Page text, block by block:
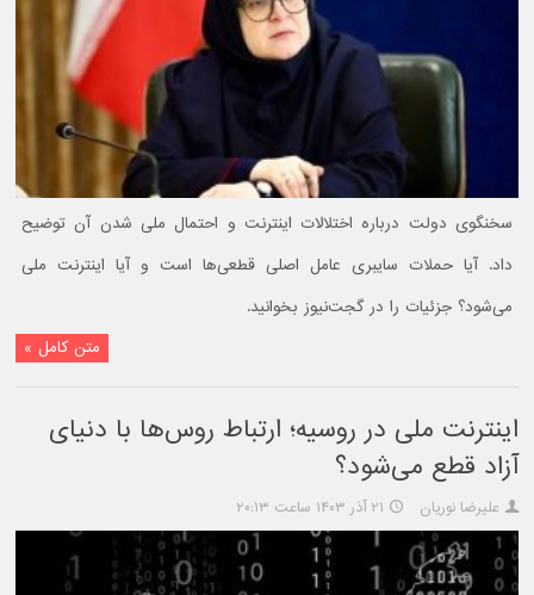
سخنگوی دولت درباره اختلالات اینترنت و احتمال ملی شدن آن توضیح
داد. آیا حملات سایبری عامل اصلی قطعی‌ها است و آیا اینترنت ملی
می‌شود؟ جزئیات را در گجت‌نیوز بخوانید.
متن کامل »
اینترنت ملی در روسیه؛ ارتباط روس‌ها با دنیای
آزاد قطع می‌شود؟
علیرضا نوریان ۲۱ آذر ۱۴۰۳ ساعت ۲۰:۱۳